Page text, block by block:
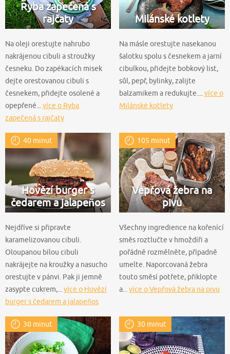
Ryba zapečená s
rajčaty
Na oleji orestujte nahrubo
nakrájenou cibuli a stroužky
česneku. Do zapékacích misek
dejte orestovanou cibuli s
česnekem, přidejte osolené a
opepřené...více o Ryba
zapečená s rajčaty
Milánské kotlety
Na másle orestujte nasekanou
šalotku spolu s česnekem a jarní
cibulkou, přidejte bobkový list,
sůl, pepř, bylinky, zalijte
balzamikem a redukujte....více o
Milánské kotlety
40 minut
Hovězí burger s
čedarem a jalapeños
Nejdříve si připravte
karamelizovanou cibuli.
Oloupanou bílou cibuli
nakrájejte na kroužky a nasucho
orestujte v pánvi. Pak ji jemně
zasypte cukrem,... více o Hovězí
burger s čedarem a jalapeños
105 minut
Vepřová žebra na
pivu
Všechny ingredience na kořenící
směs roztlučte v hmoždíři a
pořádně rozmělněte, případně
umelte. Naporcovaná žebra
touto směsí potřete, přiklopte
a... více o Vepřová žebra na pivu
30 minut 30 minut